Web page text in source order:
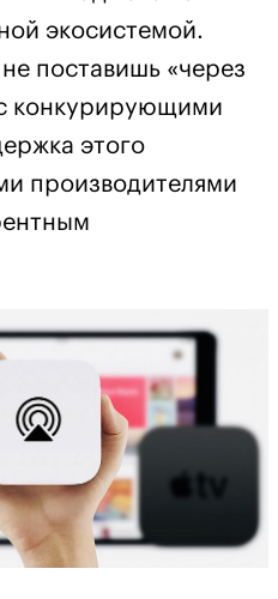
экосистемой.
поставишь «через
конкурирующими
этого
производителями